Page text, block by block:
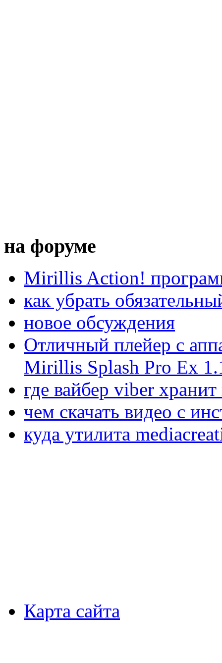
на форуме
Mirillis Action!
как убрать
новое обсуждения
Отличный плейер с
Mirillis Splash Pro Ex
где вайбер viber
чем скачать видео с
куда утилита
Карта сайта